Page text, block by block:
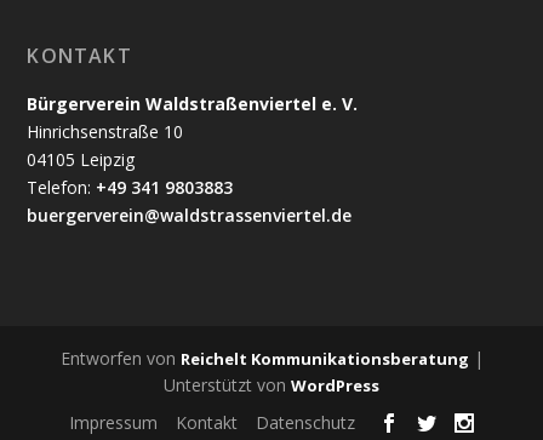
KONTAKT
Bürgerverein Waldstraßenviertel e. V.
Hinrichsenstraße 10
04105 Leipzig
Telefon: +49 341 9803883
buergerverein@waldstrassenviertel.de
Entworfen von Reichelt Kommunikationsberatung |
Unterstützt von WordPress
Impressum Kontakt Datenschutz